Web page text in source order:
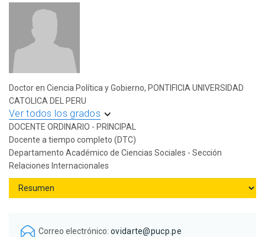
Doctor en Ciencia Política y Gobierno, PONTIFICIA UNIVERSIDAD
CATOLICA DEL PERU
Ver todos los grados
DOCENTE ORDINARIO - PRINCIPAL
Docente a tiempo completo (DTC)
Departamento Académico de Ciencias Sociales - Sección
Relaciones Internacionales
Correo electrónico: ovidarte@pucp.pe